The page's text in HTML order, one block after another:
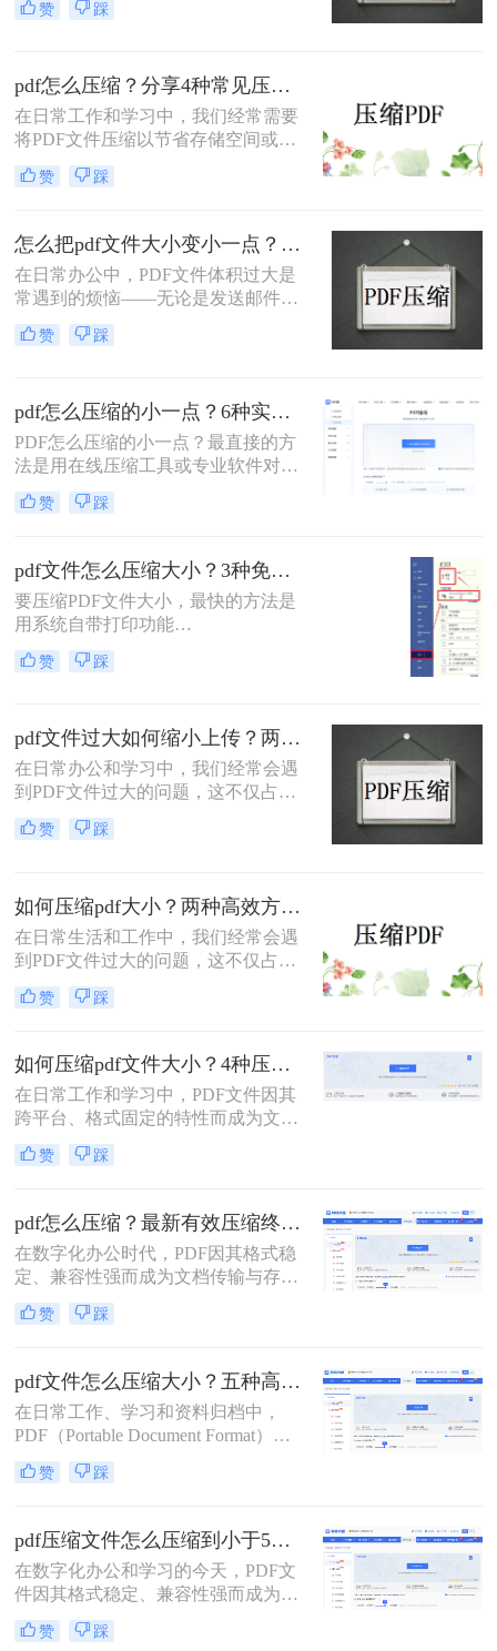
压缩变小呢？为了帮助您轻松应对这
赞 踩
pdf怎么压缩？分享4种常见压缩方法！
在日常工作和学习中，我们经常需要
将PDF文件压缩以节省存储空间或加
快传输速度。那么pdf怎么压缩呢？本
文将介绍几种常见的PDF压缩方法。
赞 踩
怎么把pdf文件大小变小一点？四种方法对比，一看就懂！
在日常办公中，PDF文件体积过大是
常遇到的烦恼——无论是发送邮件受
限于附件大小，还是上传系统提示文
件超限，都让人头疼。那么，怎么把
解操作步骤，您可根据文件数量、压
缩质量要求和隐私需求快速选择最合
适的方法。
赞 踩
pdf怎么压缩的小一点？6种实用方法详解（2026最新）
PDF怎么压缩的小一点？最直接的方
法是用在线压缩工具或专业软件对
PDF文件进行重新编码和优化，通过
降低图片分辨率、压缩内嵌字体、去
可读的前提下将文件体积缩小到原来
的10%~50%。
赞 踩
pdf文件怎么压缩大小？3种免费+1种专业方法全攻略（附决策表）！
要压缩PDF文件大小，最快的方法是
用系统自带打印功能
（Windows/macOS均支持）或在线免
费工具（如PDFmao、转转大师）直
业软件「转转大师PDF转换器」——
它支持自定义压缩等级、图片重采
样，且完全本地处理，安全无广告。
的需求，然后逐一详解每种方法的具
赞 踩
pdf文件过大如何缩小上传？两种缩小并上传的有效方法!
在日常办公和学习中，我们经常会遇
到PDF文件过大的问题，这不仅占用
了大量的存储空间，还影响了文件的
上传速度和分享效率。那么pdf文件过
松解决PDF文件过大的问题。
赞 踩
如何压缩pdf大小？两种高效方法详解！
在日常生活和工作中，我们经常会遇
到PDF文件过大的问题，这不仅占用
了大量的存储空间，还降低了文件的
传输效率。因此，掌握几种有效的
何压缩pdf大小呢？本文将介绍两种常
用的PDF压缩方法，以帮助您更好地
压缩PDF文件。
赞 踩
如何压缩pdf文件大小？4种压缩方法详解！
在日常工作和学习中，PDF文件因其
跨平台、格式固定的特性而成为文档
交换的首选格式。然而，过大的PDF
文件常常带来诸多不便，无论是通过
存储在有限的设备空间中，都会遇到
限制。因此，掌握如何压缩pdf文件大
小的技能显得至关重要。
赞 踩
pdf怎么压缩？最新有效压缩终极指南！
在数字化办公时代，PDF因其格式稳
定、兼容性强而成为文档传输与存档
的首选。然而，高分辨率图片、嵌入
字体和多媒体内容也使得PDF文件体
送、云端存储和即时分享带来了巨大
困扰。如何高效、无损（或视觉无
损）地压缩PDF，成为一个普遍需
求。那么pdf怎么压缩呢？
赞 踩
pdf文件怎么压缩大小？五种高效方法全面解析与实战！
在日常工作、学习和资料归档中，
PDF（Portable Document Format）因
其跨平台、格式固定的特性而成为最
常用的文件格式之一。然而，随之而
不仅占用存储空间，更在邮件发送、
即时通讯传输和网页上传时带来诸多
不便。如何在不显著损失质量的前提
下，有效“瘦身”PDF文件，已成为一
项必备技能。
赞 踩
pdf压缩文件怎么压缩到小于5M？4种压缩方法终极指南！
在数字化办公和学习的今天，PDF文
件因其格式稳定、兼容性强而成为我
们日常传输文档的首选。然而，我们
常常会遇到一个令人头疼的问题：一
赞 踩